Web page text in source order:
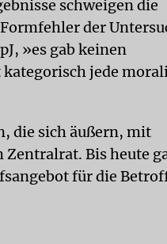
schweigen die
der
»es gab keinen
jede
die sich äußern, mit
Bis heute
für die